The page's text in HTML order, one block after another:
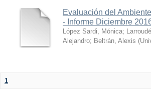
Evaluación del
- Informe Diciembre
López Sardi, Mónica;
Alejandro; Beltrán, Alexis (
1